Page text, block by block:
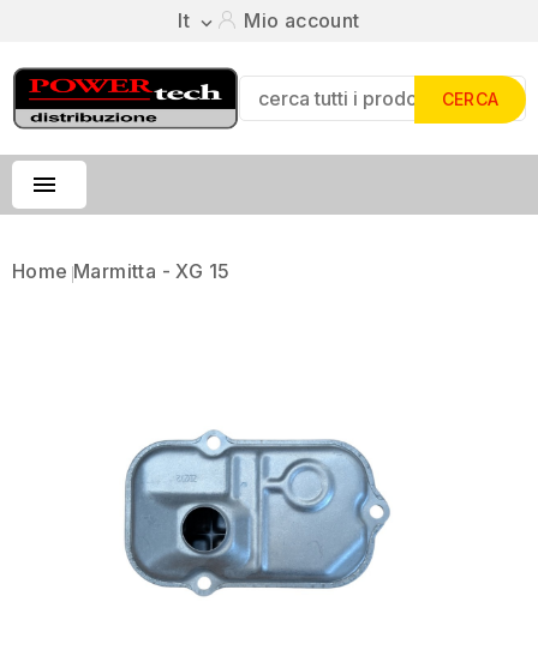
It  Mio account
CERCA

Home Marmitta - XG 15